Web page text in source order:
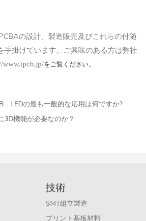
の設計、製造販売及びこれらの付随
手掛けています。ご興味のある方は弊社
www.ipcb.jp/をご覧ください。
LEDの最も一般的な応用は何ですか?
3D機能が必要なのか？
技術
SMT組立製造
プリント基板材料